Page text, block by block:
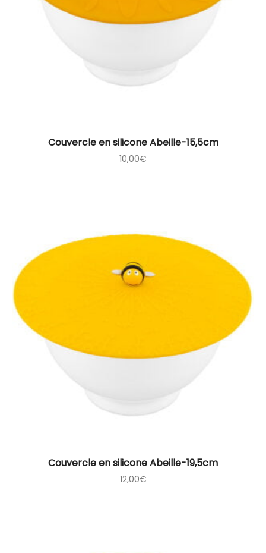
Couvercle en silicone Abeille-15,5cm
10,00€
Couvercle en silicone Abeille-19,5cm
12,00€